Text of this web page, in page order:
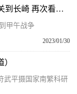
环球播报:日本自由行第12、13天：从下关到长崎 再次看到甲午战争
甲午战争
2023/01/30
武平摄国家南繁科研